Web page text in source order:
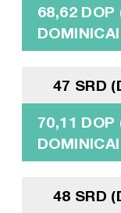
68,62 DOP
47 SRD
70,11 DOP
48 SRD